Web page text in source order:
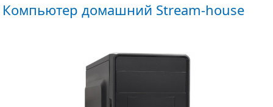
Компьютер домашний Stream-house